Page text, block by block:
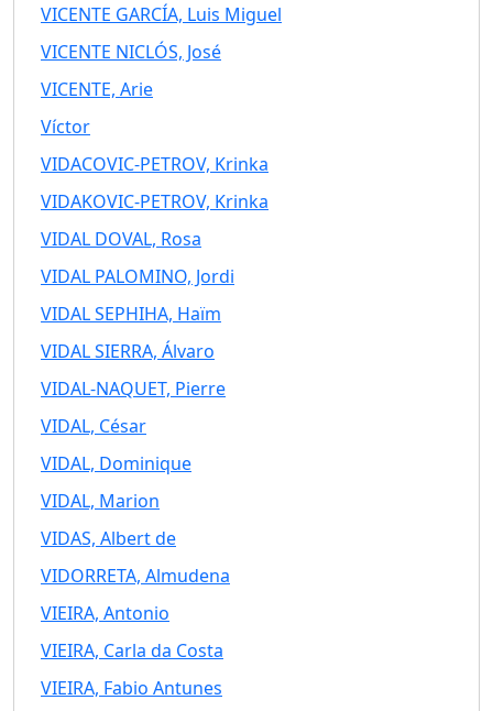
VICENTE GARCÍA, Luis Miguel
VICENTE NICLÓS, José
VICENTE, Arie
Víctor
VIDACOVIC-PETROV, Krinka
VIDAKOVIC-PETROV, Krinka
VIDAL DOVAL, Rosa
VIDAL PALOMINO, Jordi
VIDAL SEPHIHA, Haïm
VIDAL SIERRA, Álvaro
VIDAL-NAQUET, Pierre
VIDAL, César
VIDAL, Dominique
VIDAL, Marion
VIDAS, Albert de
VIDORRETA, Almudena
VIEIRA, Antonio
VIEIRA, Carla da Costa
VIEIRA, Fabio Antunes